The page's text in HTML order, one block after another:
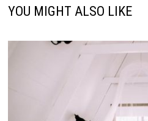
YOU MIGHT ALSO LIKE